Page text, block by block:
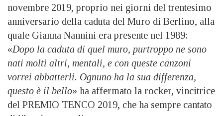
novembre 2019, proprio nei giorni del trentesimo
anniversario della caduta del Muro di Berlino, alla
quale Gianna Nannini era presente nel 1989:
«Dopo la caduta di quel muro, purtroppo ne sono
nati molti altri, mentali, e con queste canzoni
vorrei abbatterli. Ognuno ha la sua differenza,
questo è il bello» ha affermato la rocker, vincitrice
del PREMIO TENCO 2019, che ha sempre cantato